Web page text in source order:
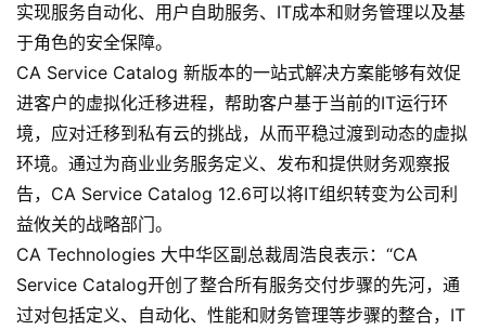
实现服务自动化、用户自助服务、 IT成本和财务管理以及基
于角色的安全保障。
CA Service Catalog 新版本的一站式解决方案能够有效促
进客户的虚拟化迁移进程，帮助客户基于当前的IT运行环
境，应对迁移到私有云的挑战，从而平稳过渡到动态的虚拟
环境。通过为商业业务服务定义、发布和提供财务观察报
告， CA Service Catalog 12.6可以将IT组织转变为公司利
益攸关的战略部门。
CA Technologies 大中华区副总裁周浩良表示： “CA
Service Catalog开创了整合所有服务交付步骤的先河，通
过对包括定义、自动化、性能和财务管理等步骤的整合， IT